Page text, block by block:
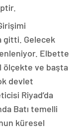
gitti. Gelecek
Elbette
ölçekte ve başta
devlet
Riyad’da
Batı temelli
küresel